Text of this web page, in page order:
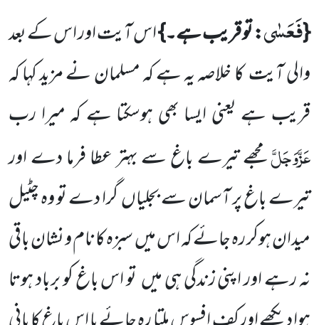
{فَعَسٰى: تو قریب ہے۔}اس آیت اور اس کے بعد
والی آیتکا خلاصہ یہ ہے کہ مسلمان نے مزید کہا کہ
قریب ہے یعنیایسا بھی ہوسکتا ہے کہ میرا رب
عَزَّوَجَلَّمجھے تیرے باغ سے بہتر عطا فرما دے اور
تیرے باغ پر آسمان سے بجلیاںگرا دے تو وہ چٹیل
میدان ہوکر رہ جائے کہ اس میںسبزہ کا نام و نشان باقی
نہ رہے اور اپنی زندگی ہی میںتو اس باغ کو برباد ہوتا